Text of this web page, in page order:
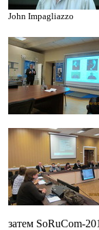
John Impagliazzo
затем SoRuCom-